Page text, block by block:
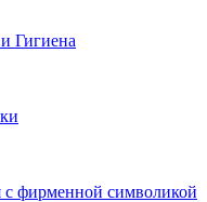
Гигиена
фирменной символикой